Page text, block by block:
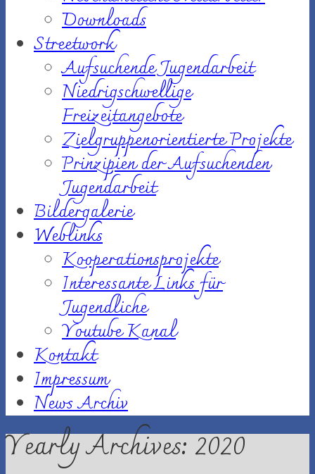
Downloads
Streetwork
Aufsuchende Jugendarbeit
Niedrigschwellige
Freizeitangebote
Zielgruppenorientierte Projekte
Prinzipien der Aufsuchenden
Jugendarbeit
Bildergalerie
Weblinks
Kooperationsprojekte
Interessante Links für
Jugendliche
Youtube Kanal
Kontakt
Impressum
News Archiv
Yearly Archives: 2020